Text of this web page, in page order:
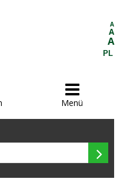
A
A
A
PL

Menü
